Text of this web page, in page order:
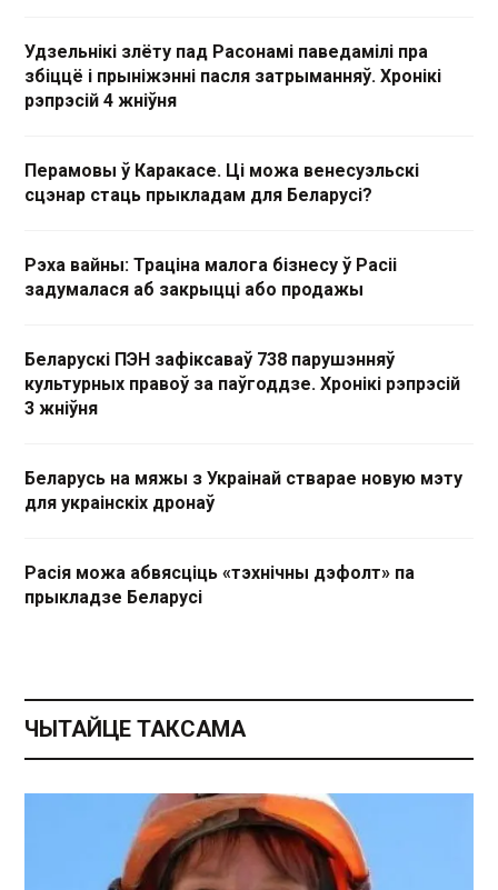
Удзельнікі злёту пад Расонамі паведамілі пра
збіццё і прыніжэнні пасля затрыманняў. Хронікі
рэпрэсій 4 жніўня
Перамовы ў Каракасе. Ці можа венесуэльскі
сцэнар стаць прыкладам для Беларусі?
Рэха вайны: Траціна малога бізнесу ў Расіі
задумалася аб закрыцці або продажы
Беларускі ПЭН зафіксаваў 738 парушэнняў
культурных правоў за паўгоддзе. Хронікі рэпрэсій
3 жніўня
Беларусь на мяжы з Украінай стварае новую мэту
для украінскіх дронаў
Расія можа абвясціць «тэхнічны дэфолт» па
прыкладзе Беларусі
ЧЫТАЙЦЕ ТАКСАМА